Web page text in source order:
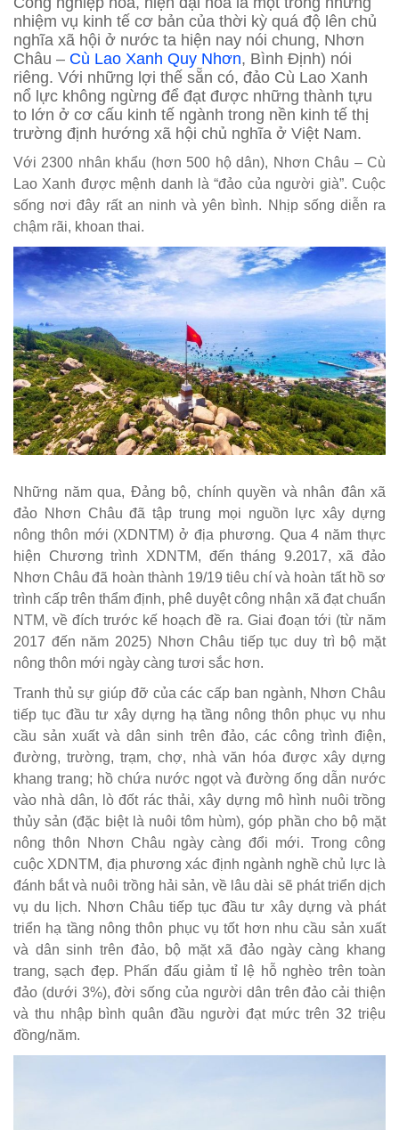
nhiệm vụ kinh tế cơ bản của thời kỳ quá độ lên chủ
nghĩa xã hội ở nước ta hiện nay nói chung, Nhơn
Châu – Cù Lao Xanh Quy Nhơn, Bình Định) nói
riêng. Với những lợi thế sẵn có, đảo Cù Lao Xanh
nổ lực không ngừng để đạt được những thành tựu
to lớn ở cơ cấu kinh tế ngành trong nền kinh tế thị
trường định hướng xã hội chủ nghĩa ở Việt Nam.
Với 2300 nhân khẩu (hơn 500 hộ dân), Nhơn Châu – Cù
Lao Xanh được mệnh danh là “đảo của người già”. Cuộc
sống nơi đây rất an ninh và yên bình. Nhịp sống diễn ra
chậm rãi, khoan thai.
Những năm qua, Ðảng bộ, chính quyền và nhân đân xã
đảo Nhơn Châu đã tập trung mọi nguồn lực xây dựng
nông thôn mới (XDNTM) ở địa phương. Qua 4 năm thực
hiện Chương trình XDNTM, đến tháng 9.2017, xã đảo
Nhơn Châu đã hoàn thành 19/19 tiêu chí và hoàn tất hồ sơ
trình cấp trên thẩm định, phê duyệt công nhận xã đạt chuẩn
NTM, về đích trước kế hoạch đề ra. Giai đoạn tới (từ năm
2017 đến năm 2025) Nhơn Châu tiếp tục duy trì bộ mặt
nông thôn mới ngày càng tươi sắc hơn.
Tranh thủ sự giúp đỡ của các cấp ban ngành, Nhơn Châu
tiếp tục đầu tư xây dựng hạ tầng nông thôn phục vụ nhu
cầu sản xuất và dân sinh trên đảo, các công trình điện,
đường, trường, trạm, chợ, nhà văn hóa được xây dựng
khang trang; hồ chứa nước ngọt và đường ống dẫn nước
vào nhà dân, lò đốt rác thải, xây dựng mô hình nuôi trồng
thủy sản (đặc biệt là nuôi tôm hùm), góp phần cho bộ mặt
nông thôn Nhơn Châu ngày càng đổi mới. Trong công
cuộc XDNTM, địa phương xác định ngành nghề chủ lực là
đánh bắt và nuôi trồng hải sản, về lâu dài sẽ phát triển dịch
vụ du lịch. Nhơn Châu tiếp tục đầu tư xây dựng và phát
triển hạ tầng nông thôn phục vụ tốt hơn nhu cầu sản xuất
và dân sinh trên đảo, bộ mặt xã đảo ngày càng khang
trang, sạch đẹp. Phấn đấu giảm tỉ lệ hỗ nghèo trên toàn
đảo (dưới 3%), đời sống của người dân trên đảo cải thiện
và thu nhập bình quân đầu người đạt mức trên 32 triệu
đồng/năm.